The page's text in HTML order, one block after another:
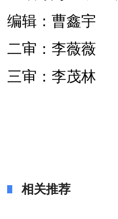
编辑：曹鑫宇
二审：李薇薇
三审：李茂林
相关推荐